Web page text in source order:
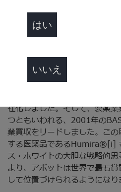
グシステムであるFreeStyleリ
AlinityTMファミリーといった
また、2004年のHospira社（
収）、そして2013年の、現在
社化しました。そして、製薬
つともいわれる、2001年の
業買収をリードしました。こ
する医薬品であるHumira®[i]
ス・ホワイトの大胆な戦略的
より、アボットは世界で最も
して位置づけられるようになり
はい
いいえ